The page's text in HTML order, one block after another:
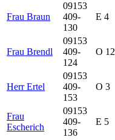
Frau Braun
09153
409-
130
E 4
Frau Brendl
09153
409-
124
O 12
Herr Ertel
09153
409-
153
O 3
Frau
Escherich
09153
409-
136
E 5